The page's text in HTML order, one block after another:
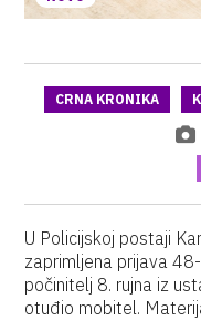
CRNA KRONIKA
U Policijskoj postaji
zaprimljena prijava
počinitelj 8. rujna iz
otuđio mobitel.